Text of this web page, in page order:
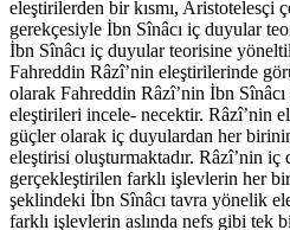
eleştirilerden bir kısmı, Aristotelesçi
gerekçesiyle İbn Sînâcı iç duyular
İbn Sînâcı iç duyular teorisine
Fahreddin Râzî’nin eleştirilerinde
olarak Fahreddin Râzî’nin İbn
eleştirileri incele- necektir. Râzî’nin
güçler olarak iç duyulardan her
eleştirisi oluşturmaktadır. Râzî’nin iç
gerçekleştirilen farklı işlevlerin her
şeklindeki İbn Sînâcı tavra yönelik
farklı işlevlerin aslında nefs gibi tek